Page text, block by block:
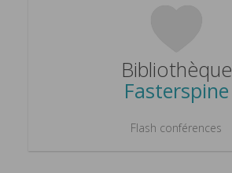
Bibliothèque
Fasterspine
Flash conférences